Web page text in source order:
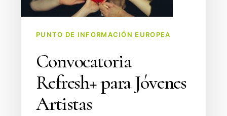
PUNTO DE INFORMACIÓN EUROPEA
Convocatoria
Refresh+ para Jóvenes
Artistas